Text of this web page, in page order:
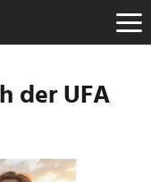
der UFA